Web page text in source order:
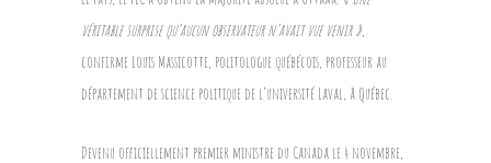
véritable surprise qu’aucun observateur n’avait vue venir »,
confirme Louis Massicotte, politologue québécois, professeur au
département de science politique de l’université Laval, à Québec.
Devenu officiellement premier ministre du Canada le 4 novembre,